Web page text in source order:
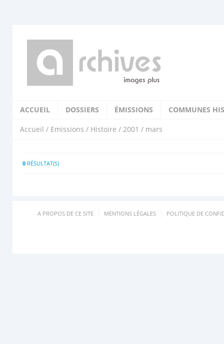
ACCUEIL DOSSIERS ÉMISSIONS COMMUNES
Accueil / Emissions / Histoire / 2001 / mars
0 RÉSULTAT(S)
A PROPOS DE CE SITE MENTIONS LÉGALES POLITIQUE DE